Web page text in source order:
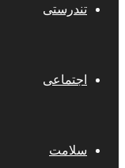
تندرستی
اجتماعی
سلامت